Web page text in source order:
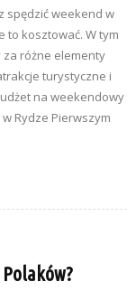
spędzić weekend w
to kosztować. W tym
różne elementy
turystyczne i
na weekendowy
Rydze Pierwszym